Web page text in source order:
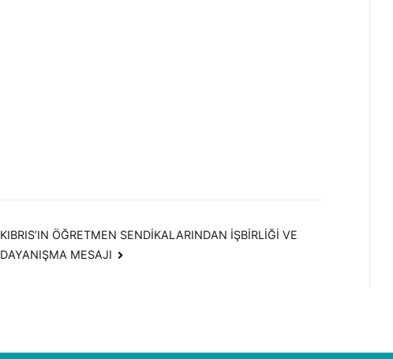
KIBRIS’IN ÖĞRETMEN SENDİKALARINDAN İŞBİRLİĞİ VE
DAYANIŞMA MESAJI